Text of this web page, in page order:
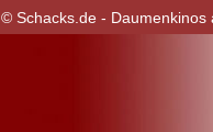
© Schacks.de - Daumenkinos